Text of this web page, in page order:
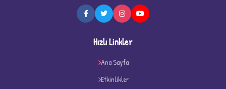
Hızlı Linkler
Ana Sayfa
Etkinlikler